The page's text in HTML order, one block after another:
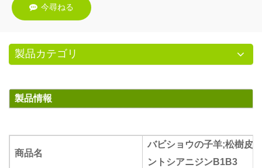
今尋ねる
製品カテゴリ
製品情報
商品名
バビショウの子羊;松樹皮
ントシアニジンB1B3